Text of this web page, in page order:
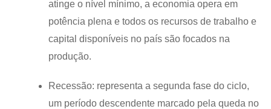
atinge o nível mínimo, a economia opera em
potência plena e todos os recursos de trabalho e
capital disponíveis no país são focados na
produção.
Recessão: representa a segunda fase do ciclo,
um período descendente marcado pela queda no